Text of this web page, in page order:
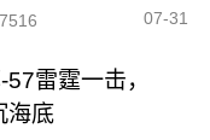
7516 07-31
雷霆一击，
海底